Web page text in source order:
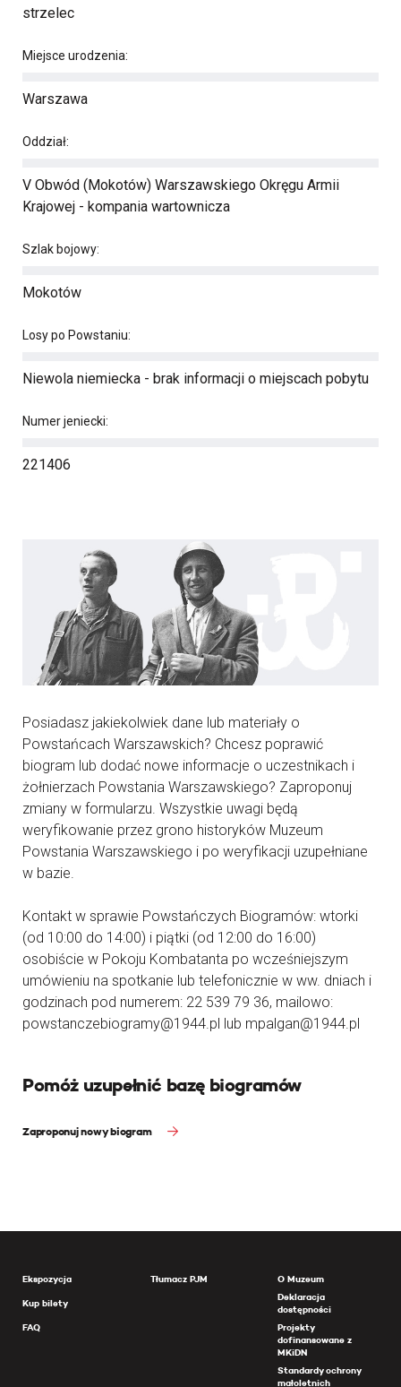
strzelec
Miejsce urodzenia:
Warszawa
Oddział:
V Obwód (Mokotów) Warszawskiego Okręgu Armii
Krajowej - kompania wartownicza
Szlak bojowy:
Mokotów
Losy po Powstaniu:
Niewola niemiecka - brak informacji o miejscach pobytu
Numer jeniecki:
221406
Posiadasz jakiekolwiek dane lub materiały o
Powstańcach Warszawskich? Chcesz poprawić
biogram lub dodać nowe informacje o uczestnikach i
żołnierzach Powstania Warszawskiego? Zaproponuj
zmiany w formularzu. Wszystkie uwagi będą
weryfikowanie przez grono historyków Muzeum
Powstania Warszawskiego i po weryfikacji uzupełniane
w bazie.
Kontakt w sprawie Powstańczych Biogramów: wtorki
(od 10:00 do 14:00) i piątki (od 12:00 do 16:00)
osobiście w Pokoju Kombatanta po wcześniejszym
umówieniu na spotkanie lub telefonicznie w ww. dniach i
godzinach pod numerem: 22 539 79 36, mailowo:
powstanczebiogramy@1944.pl lub mpalgan@1944.pl
Pomóż uzupełnić bazę biogramów
Zaproponuj nowy biogram
Ekspozycja
Kup bilety
FAQ
Tłumacz PJM
O Muzeum
Deklaracja
dostępności
Projekty
dofinansowane z
MKiDN
Standardy ochrony
małoletnich